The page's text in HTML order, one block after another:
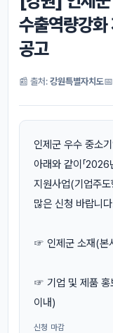
수출역량강화
공고
📰 출처: 강원특별자치도
인제군 우수 중소
아래와 같이「
지원사업(기업주도
많은 신청 바랍니
☞ 인제군 소재(본
☞ 기업 및 제품 홍
이내)
신청 마감